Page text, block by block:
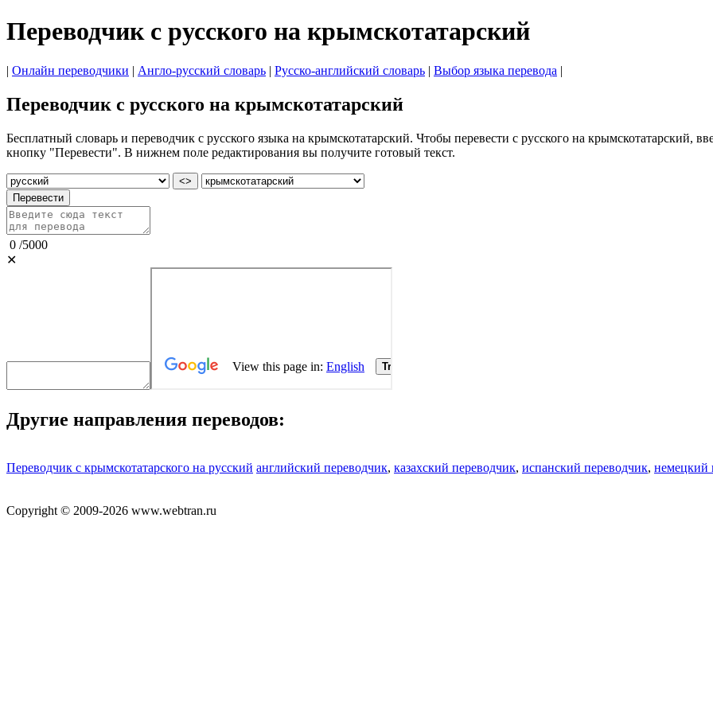
Переводчик с русского на крымскотатарский
| Онлайн переводчики | Англо-русский словарь | Русско-английский словарь | Выбор языка перевода |
Переводчик с русского на крымскотатарский
Бесплатный словарь и переводчик с русского языка на крымскотатарский. Чтобы перевести с русского на крымскотатарский,
кнопку "Перевести". В нижнем поле редактирования вы получите готовый текст.
<>
Перевести
0 /5000
✕
Другие направления переводов:
Переводчик с крымскотатарского на русский английский переводчик, казахский переводчик, испанский переводчик, немецкий
Copyright © 2009-2026 www.webtran.ru